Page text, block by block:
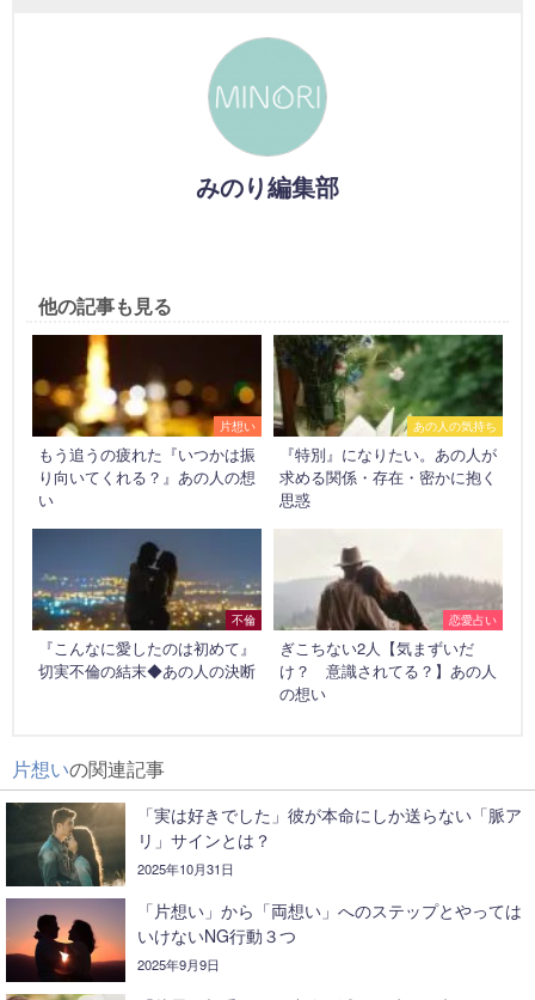
みのり編集部
他の記事も見る
片想い
もう追うの疲れた『いつかは振
り向いてくれる？』あの人の想
い
あの人の気持ち
『特別』になりたい。あの人が
求める関係・存在・密かに抱く
思惑
不倫
『こんなに愛したのは初めて』
切実不倫の結末◆あの人の決断
恋愛占い
ぎこちない2人【気まずいだ
け？ 意識されてる？】あの人
の想い
片想いの関連記事
「実は好きでした」彼が本命にしか送らない「脈ア
リ」サインとは？
2025年10月31日
「片想い」から「両想い」へのステップとやっては
いけないNG行動３つ
2025年9月9日